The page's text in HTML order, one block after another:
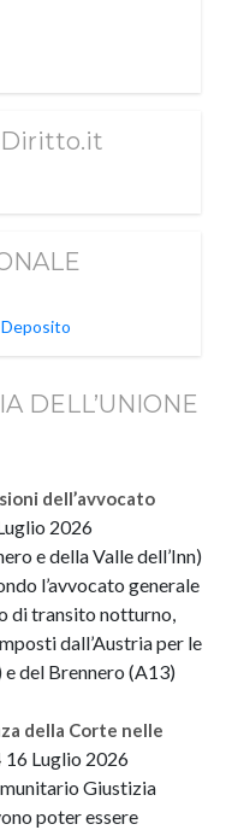
DELL’UNIONE
dell’avvocato
2026
e della Valle dell’Inn)
l’avvocato generale
di transito notturno,
dall’Austria per le
e del Brennero (A13)
della Corte nelle
16 Luglio 2026
Giustizia
poter essere